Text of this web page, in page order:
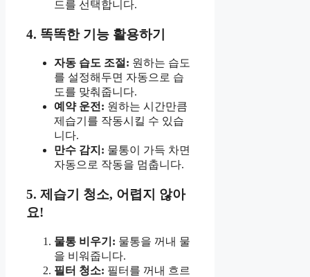
드를 선택합니다.
4. 똑똑한 기능 활용하기
자동 습도 조절: 원하는 습도
를 설정해두면 자동으로 습
도를 맞춰줍니다.
예약 운전: 원하는 시간만큼
제습기를 작동시킬 수 있습
니다.
만수 감지: 물통이 가득 차면
자동으로 작동을 멈춥니다.
5. 제습기 청소, 어렵지 않아
요!
물통 비우기: 물통을 꺼내 물
을 비워줍니다.
필터 청소: 필터를 꺼내 흐르